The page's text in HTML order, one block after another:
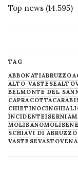
Top news (14.595)
TAG
ABBONATIABRUZZO
ALTO VASTESE
BELMONTE DEL
CAPRACOTTA
CHIETINOCINGHIALI
INCIDENTEISERNIA
MOLISANOMOLISE
SCHIAVI DI ABRUZZO
VASTESEVASTO